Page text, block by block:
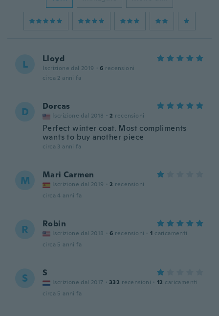
L Lloyd
Iscrizione dal 2019 · 6 recensioni
circa 2 anni fa
D Dorcas
Iscrizione dal 2018 · 2 recensioni
Perfect winter coat. Most compliments
wants to buy another piece
circa 3 anni fa
M Mari Carmen
Iscrizione dal 2019 · 2 recensioni
circa 4 anni fa
R Robin
Iscrizione dal 2018 · 6 recensioni · 1 caricamenti
circa 5 anni fa
S S
Iscrizione dal 2017 · 332 recensioni · 12 caricamenti
circa 5 anni fa